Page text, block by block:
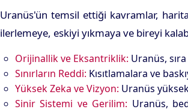
Uranüs'ün temsil ettiği kavramlar,
ilerlemeye, eskiyi yıkmaya ve bireyi
Orijinallik ve Eksantriklik: Uranüs,
Sınırların Reddi: Kısıtlamalara ve
Yüksek Zeka ve Vizyon: Uranüs
Sinir Sistemi ve Gerilim: Uranüs,